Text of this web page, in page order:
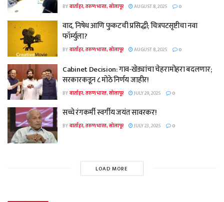
BYवार्ताहर, तरुण भारत, सोलापूर AUGUST 8, 2025 0
वाद, निषेध आणि फुकटची प्रसिद्धी; चित्रपटसृष्टीचा नवा
फॉर्म्युला?
BYवार्ताहर, तरुण भारत, सोलापूर AUGUST 8, 2025 0
Cabinet Decision: गाव-खेड्यांचा चेहरामोहरा बदलणार;
सरकारकडून ८ मोठे निर्णय जाहीर!
BYवार्ताहर, तरुण भारत, सोलापूर JULY 29, 2025 0
सच्चे रंगकर्मी स्वर्गीय जयंत सावरकर!
BYवार्ताहर, तरुण भारत, सोलापूर JULY 23, 2025 0
LOAD MORE